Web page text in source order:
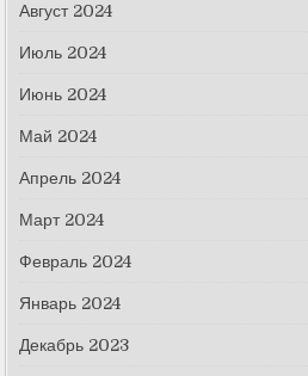
Август 2024
Июль 2024
Июнь 2024
Май 2024
Апрель 2024
Март 2024
Февраль 2024
Январь 2024
Декабрь 2023